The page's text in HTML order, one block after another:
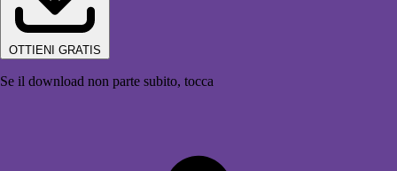
OTTIENI GRATIS
Se il download non parte subito, tocca